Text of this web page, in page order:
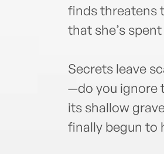
finds threatens
that she’s
Secrets leave
—do you ignore
its shallow
finally begun to